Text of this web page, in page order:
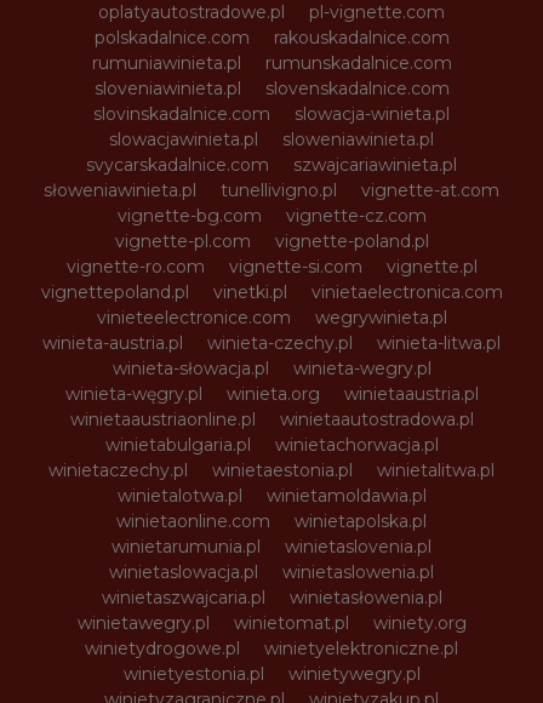
oplatyautostradowe.pl
pl-vignette.com
polskadalnice.com
rakouskadalnice.com
rumuniawinieta.pl
rumunskadalnice.com
sloveniawinieta.pl
slovenskadalnice.com
slovinskadalnice.com
slowacja-winieta.pl
slowacjawinieta.pl
sloweniawinieta.pl
svycarskadalnice.com
szwajcariawinieta.pl
słoweniawinieta.pl
tunellivigno.pl
vignette-at.com
vignette-bg.com
vignette-cz.com
vignette-pl.com
vignette-poland.pl
vignette-ro.com
vignette-si.com
vignette.pl
vignettepoland.pl
vinetki.pl
vinietaelectronica.com
vinieteelectronice.com
wegrywinieta.pl
winieta-austria.pl
winieta-czechy.pl
winieta-litwa.pl
winieta-słowacja.pl
winieta-wegry.pl
winieta-węgry.pl
winieta.org
winietaaustria.pl
winietaaustriaonline.pl
winietaautostradowa.pl
winietabulgaria.pl
winietachorwacja.pl
winietaczechy.pl
winietaestonia.pl
winietalitwa.pl
winietalotwa.pl
winietamoldawia.pl
winietaonline.com
winietapolska.pl
winietarumunia.pl
winietaslovenia.pl
winietaslowacja.pl
winietaslowenia.pl
winietaszwajcaria.pl
winietasłowenia.pl
winietawegry.pl
winietomat.pl
winiety.org
winietydrogowe.pl
winietyelektroniczne.pl
winietyestonia.pl
winietywegry.pl